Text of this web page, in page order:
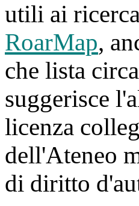
utili ai
RoarMap,
che lista
suggerisce
licenza
dell'Ateneo
di diritto